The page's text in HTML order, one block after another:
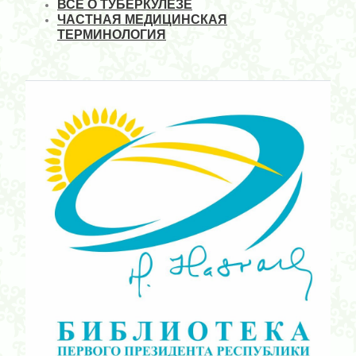
ВСЕ О ТУБЕРКУЛЕЗЕ
ЧАСТНАЯ МЕДИЦИНСКАЯ
ТЕРМИНОЛОГИЯ